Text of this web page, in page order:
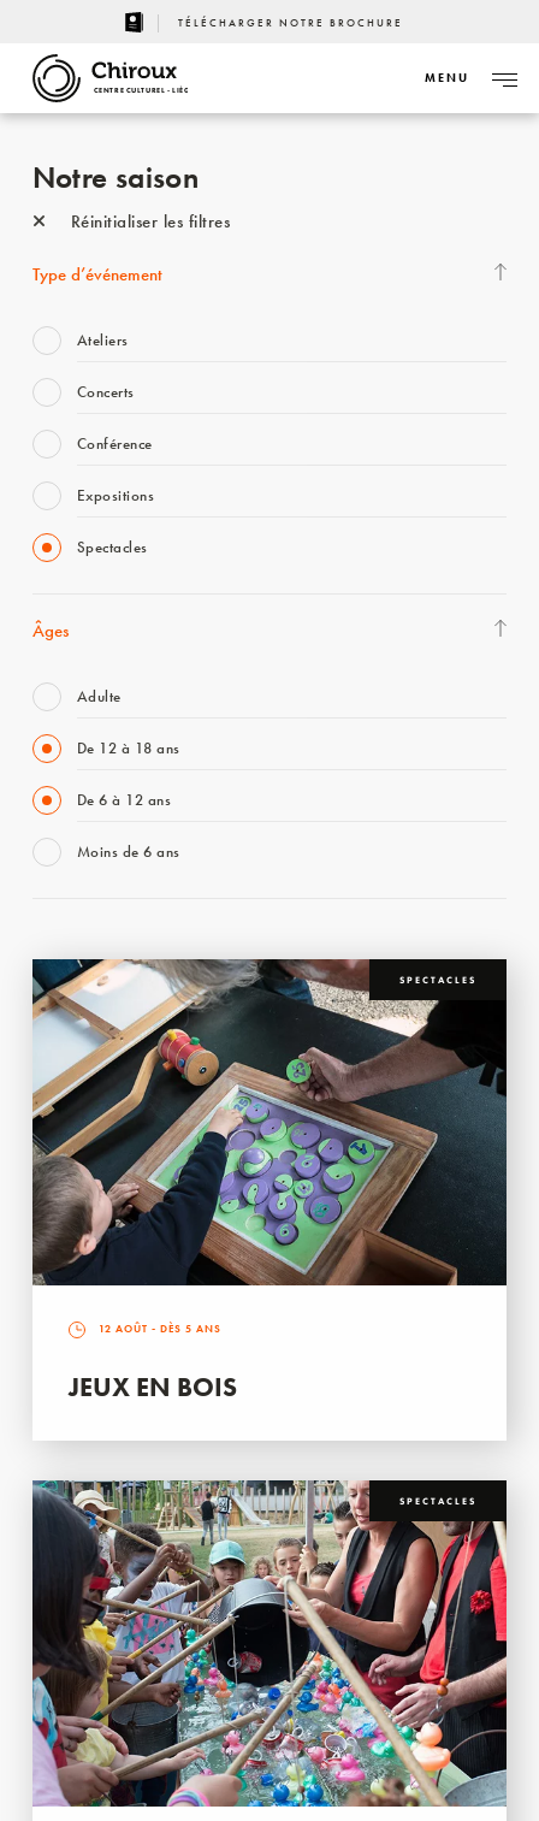
TÉLÉCHARGER NOTRE BROCHURE
CENTRE CULTUREL - LIÈGE
MENU
Notre saison
Réinitialiser les filtres
Type d’événement
Ateliers
Concerts
Conférence
Expositions
Spectacles
Âges
Adulte
De 12 à 18 ans
De 6 à 12 ans
Moins de 6 ans
SPECTACLES
12 AOÛT - DÈS 5 ANS
JEUX EN BOIS
SPECTACLES